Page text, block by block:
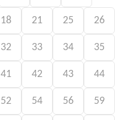
18 21 25 26
32 33 34 35
41 42 43 44
52 54 56 59